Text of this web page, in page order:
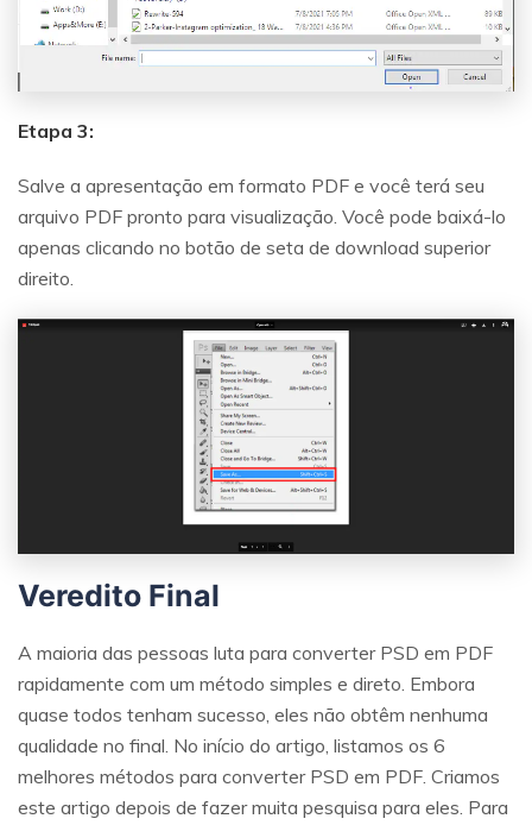
Etapa 3:
Salve a apresentação em formato PDF e você terá seu
arquivo PDF pronto para visualização. Você pode baixá-lo
apenas clicando no botão de seta de download superior
direito.
Veredito Final
A maioria das pessoas luta para converter PSD em PDF
rapidamente com um método simples e direto. Embora
quase todos tenham sucesso, eles não obtêm nenhuma
qualidade no final. No início do artigo, listamos os 6
melhores métodos para converter PSD em PDF. Criamos
este artigo depois de fazer muita pesquisa para eles. Para